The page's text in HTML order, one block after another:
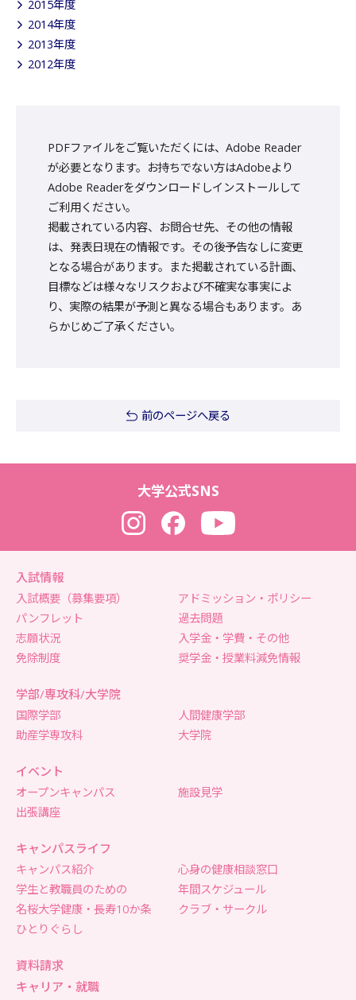
2015年度
2014年度
2013年度
2012年度
PDFファイルをご覧いただくには、Adobe Reader
が必要となります。お持ちでない方はAdobeより
Adobe Readerをダウンロードしインストールして
ご利用ください。
掲載されている内容、お問合せ先、その他の情報
は、発表日現在の情報です。その後予告なしに変更
となる場合があります。また掲載されている計画、
目標などは様々なリスクおよび不確実な事実によ
り、実際の結果が予測と異なる場合もあります。あ
らかじめご了承ください。
前のページへ戻る
大学公式SNS
InstagramFacebookYouTube
入試情報
入試概要（募集要項）
アドミッション・ポリシー
パンフレット
過去問題
志願状況
入学金・学費・その他
免除制度
奨学金・授業料減免情報
学部/専攻科/大学院
国際学部
人間健康学部
助産学専攻科
大学院
イベント
オープンキャンパス
施設見学
出張講座
キャンパスライフ
キャンパス紹介
心身の健康相談窓口
学生と教職員のための
名桜大学健康・長寿10か条
年間スケジュール
クラブ・サークル
ひとりぐらし
資料請求
キャリア・就職